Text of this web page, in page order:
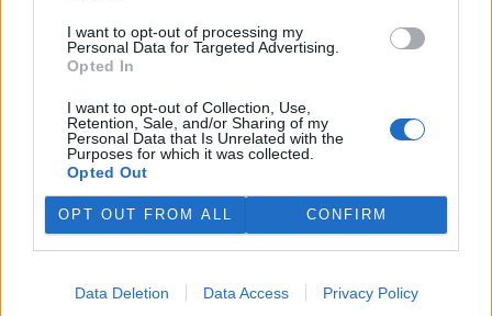
I want to opt-out of processing my
Personal Data for Targeted Advertising.
Opted In
I want to opt-out of Collection, Use,
Retention, Sale, and/or Sharing of my
Personal Data that Is Unrelated with the
Purposes for which it was collected.
Opted Out
OPT OUT FROM ALL CONFIRM
Data Deletion Data Access Privacy Policy
metrů krychlových vody méně. Každý týden se kvůli extrémně
vysokým teplotám a nedostatku srážek odpaří další 2,5 procenta.
Kvůli suchu začali rybáři s výlovy některých rybníků předčasně,
Třeboň Vladimír Kukačka.
Hladina Dunaje je na rekordním minimu; lodě uvázly,
rybáři jsou bez práce
5.8.2026 15:37 | BUKUREŠŤ (ČTK
Diskuse: 17
Turistický přístav v
které leží na břehu Dunaje, je